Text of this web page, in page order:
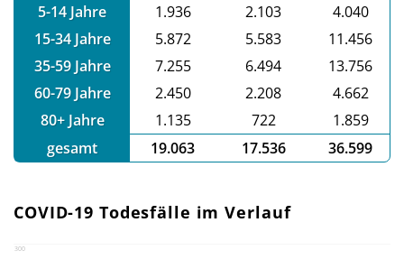
5-14 Jahre
1.936 2.103
4.040
15-34 Jahre
5.872 5.583
11.456
35-59 Jahre
7.255 6.494
13.756
60-79 Jahre
2.450 2.208
4.662
80+ Jahre
1.135 722
1.859
gesamt
19.063 17.536 36.599
COVID-19 Todesfälle im Verlauf
300